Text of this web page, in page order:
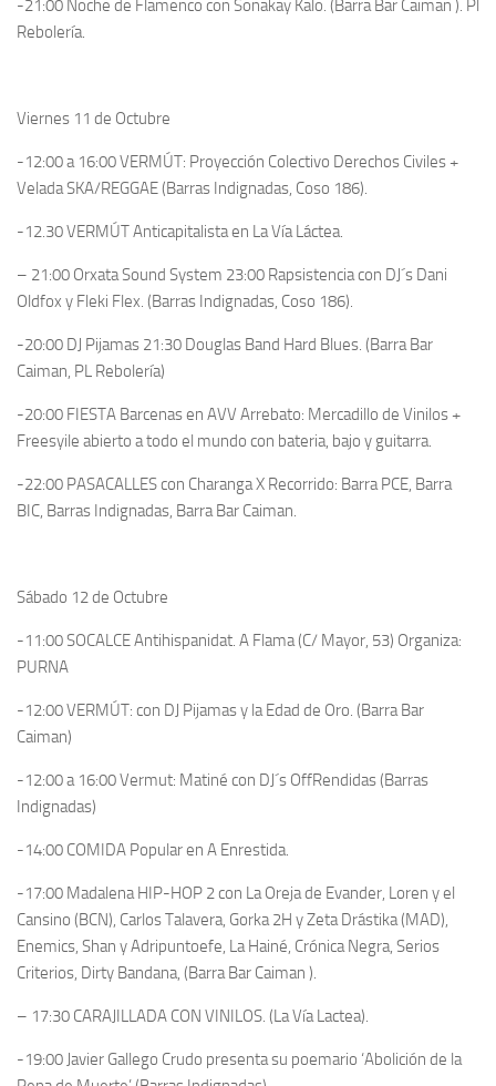
-21:00 Noche de Flamenco con Sonakay Kalo. (Barra Bar Caiman ). Pl
Rebolería.
Viernes 11 de Octubre
-12:00 a 16:00 VERMÚT: Proyección Colectivo Derechos Civiles +
Velada SKA/REGGAE (Barras Indignadas, Coso 186).
-12.30 VERMÚT Anticapitalista en La Vía Láctea.
– 21:00 Orxata Sound System 23:00 Rapsistencia con DJ´s Dani
Oldfox y Fleki Flex. (Barras Indignadas, Coso 186).
-20:00 DJ Pijamas 21:30 Douglas Band Hard Blues. (Barra Bar
Caiman, PL Rebolería)
-20:00 FIESTA Barcenas en AVV Arrebato: Mercadillo de Vinilos +
Freesyile abierto a todo el mundo con bateria, bajo y guitarra.
-22:00 PASACALLES con Charanga X Recorrido: Barra PCE, Barra
BIC, Barras Indignadas, Barra Bar Caiman.
Sábado 12 de Octubre
-11:00 SOCALCE Antihispanidat. A Flama (C/ Mayor, 53) Organiza:
PURNA
-12:00 VERMÚT: con DJ Pijamas y la Edad de Oro. (Barra Bar
Caiman)
-12:00 a 16:00 Vermut: Matiné con DJ´s OffRendidas (Barras
Indignadas)
-14:00 COMIDA Popular en A Enrestida.
-17:00 Madalena HIP-HOP 2 con La Oreja de Evander, Loren y el
Cansino (BCN), Carlos Talavera, Gorka 2H y Zeta Drástika (MAD),
Enemics, Shan y Adripuntoefe, La Hainé, Crónica Negra, Serios
Criterios, Dirty Bandana, (Barra Bar Caiman ).
– 17:30 CARAJILLADA CON VINILOS. (La Vía Lactea).
-19:00 Javier Gallego Crudo presenta su poemario ‘Abolición de la